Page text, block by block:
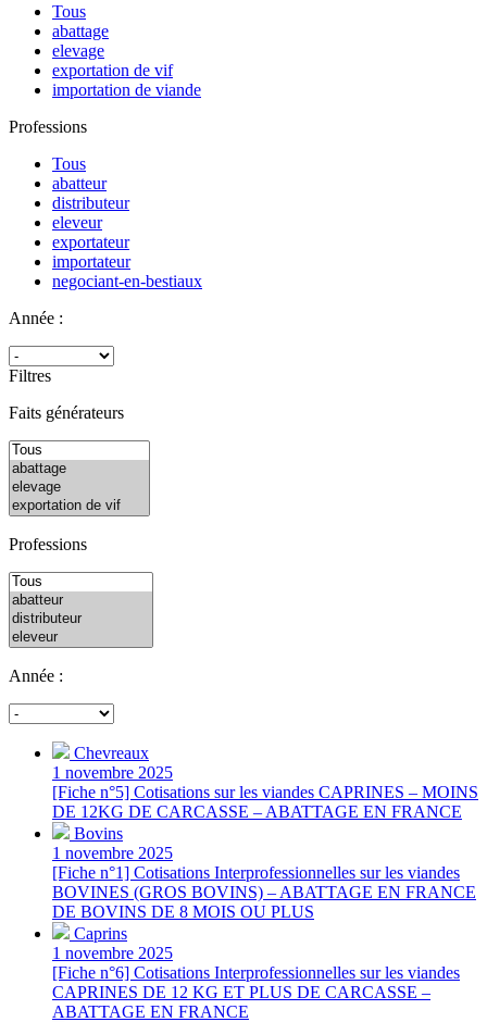
Tous
abattage
elevage
exportation de vif
importation de viande
Professions
Tous
abatteur
distributeur
eleveur
exportateur
importateur
negociant-en-bestiaux
Année :
Filtres
Faits générateurs
Professions
Année :
Chevreaux
1 novembre 2025
[Fiche n°5] Cotisations sur les viandes CAPRINES – MOINS
DE 12KG DE CARCASSE – ABATTAGE EN FRANCE
Bovins
1 novembre 2025
[Fiche n°1] Cotisations Interprofessionnelles sur les viandes
BOVINES (GROS BOVINS) – ABATTAGE EN FRANCE
DE BOVINS DE 8 MOIS OU PLUS
Caprins
1 novembre 2025
[Fiche n°6] Cotisations Interprofessionnelles sur les viandes
CAPRINES DE 12 KG ET PLUS DE CARCASSE –
ABATTAGE EN FRANCE